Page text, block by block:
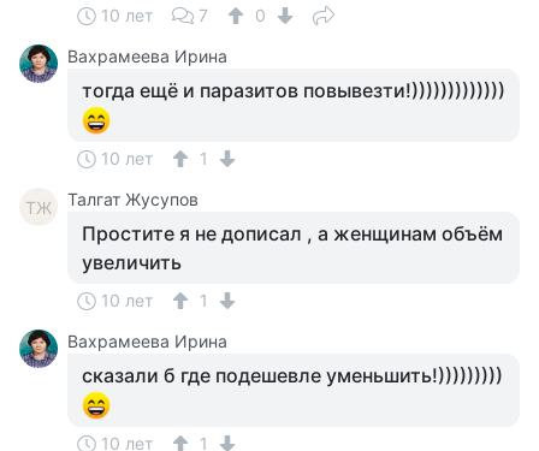
10 лет 7
0
Вахрамеева Ирина
тогда ещё и паразитов повывезти!)))))))))))))
10 лет 1
ТЖ Талгат Жусупов
Простите я не дописал , а женщинам объём
увеличить
10 лет
1
Вахрамеева Ирина
сказали б где подешевле уменьшить!)))))))))
10 лет 1